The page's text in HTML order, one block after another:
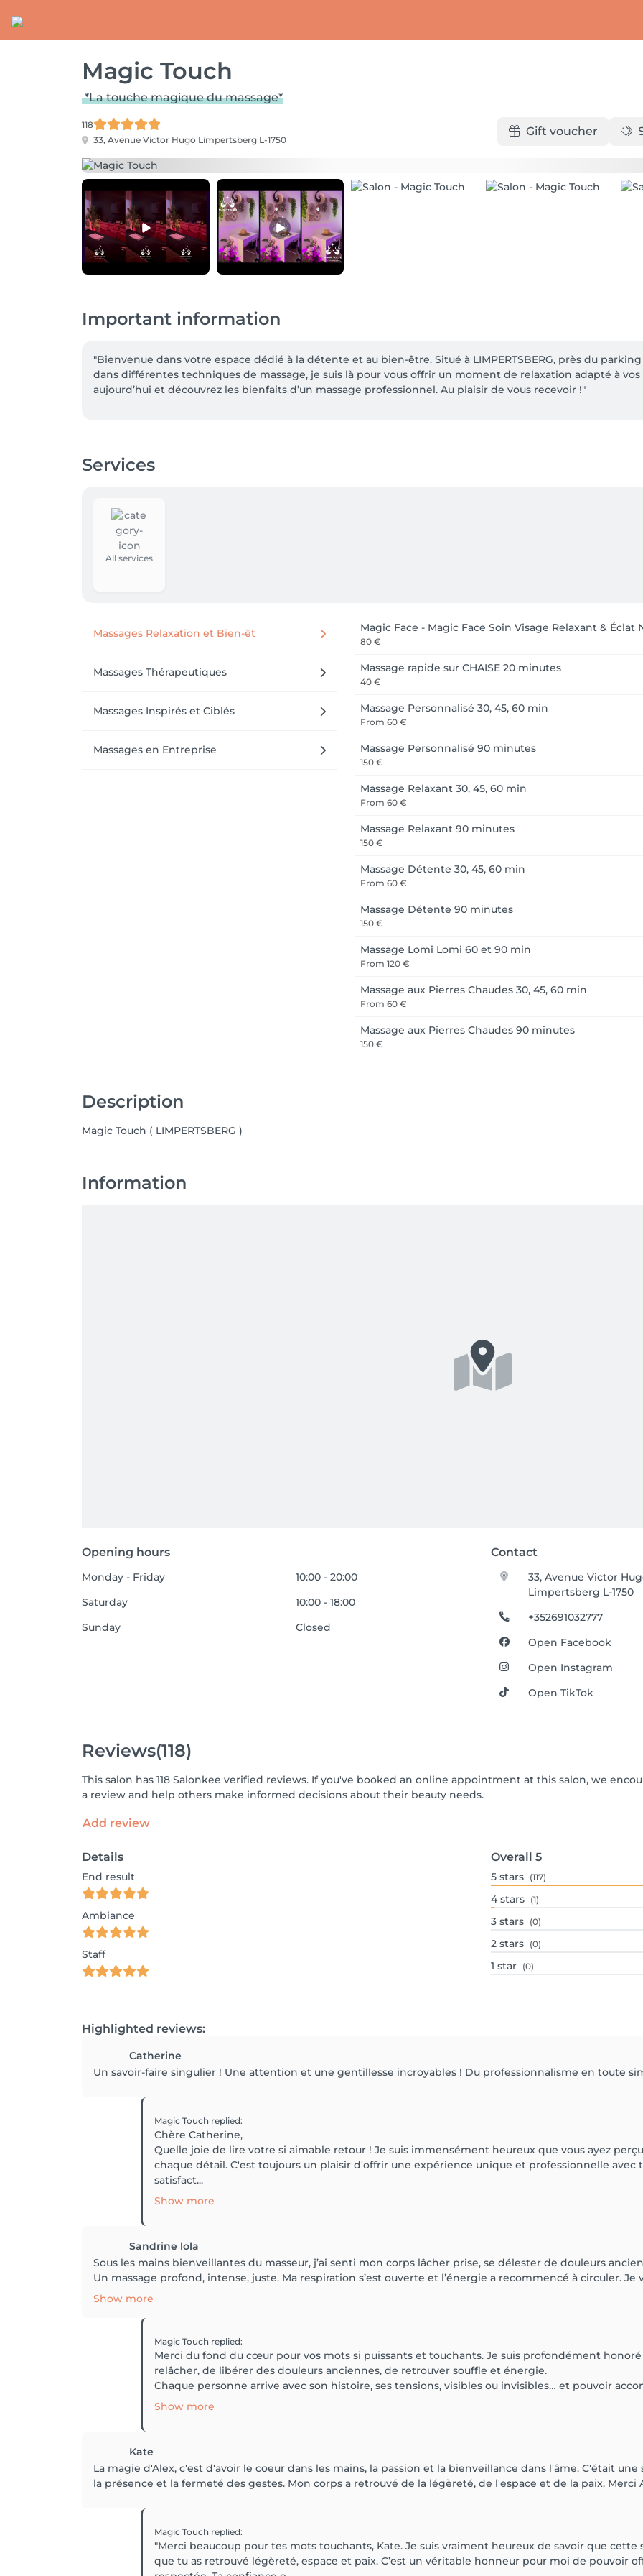
Magic Touch
*La touche magique du massage*
118
33, Avenue Victor Hugo Limpertsberg L-1750
Gift voucher
Important information
"Bienvenue dans votre espace dédié à la détente et au bien-être. Situé à LIMPERTSBERG, près du
dans différentes techniques de massage, je suis là pour vous offrir un moment de relaxation adapté à
aujourd’hui et découvrez les bienfaits d’un massage professionnel. Au plaisir de vous recevoir !"
Services
All services
Massages Relaxation et Bien-êt
Massages Thérapeutiques
Massages Inspirés et Ciblés
Massages en Entreprise
Magic Face - Magic Face Soin Visage Relaxant & Éclat
80 €
Massage rapide sur CHAISE 20 minutes
40 €
Massage Personnalisé 30, 45, 60 min
From 60 €
Massage Personnalisé 90 minutes
150 €
Massage Relaxant 30, 45, 60 min
From 60 €
Massage Relaxant 90 minutes
150 €
Massage Détente 30, 45, 60 min
From 60 €
Massage Détente 90 minutes
150 €
Massage Lomi Lomi 60 et 90 min
From 120 €
Massage aux Pierres Chaudes 30, 45, 60 min
From 60 €
Massage aux Pierres Chaudes 90 minutes
150 €
Description
Magic Touch ( LIMPERTSBERG )
Information
Opening hours Contact
Monday - Friday
10:00 - 20:00
Saturday
10:00 - 18:00
Sunday
Closed
33, Avenue Victor
Limpertsberg L-1750
+352691032777
Open Facebook
Open Instagram
Open TikTok
Reviews(118)
This salon has 118 Salonkee verified reviews. If you've booked an online appointment at this salon, we
a review and help others make informed decisions about their beauty needs.
Add review
Details
End result
Ambiance
Staff
Overall 5
5 stars (117)
4 stars (1)
3 stars (0)
2 stars (0)
1 star (0)
Highlighted reviews:
Catherine
Un savoir-faire singulier ! Une attention et une gentillesse incroyables ! Du professionnalisme en toute
Magic Touch replied:
Chère Catherine,
Quelle joie de lire votre si aimable retour ! Je suis immensément heureux que vous ayez
chaque détail. C'est toujours un plaisir d'offrir une expérience unique et professionnelle
satisfact...
Show more
Sandrine lola
Sous les mains bienveillantes du masseur, j’ai senti mon corps lâcher prise, se délester de douleurs
Un massage profond, intense, juste. Ma respiration s’est ouverte et l’énergie a recommencé à circuler.
Show more
Magic Touch replied:
Merci du fond du cœur pour vos mots si puissants et touchants. Je suis profondément
relâcher, de libérer des douleurs anciennes, de retrouver souffle et énergie.
Chaque personne arrive avec son histoire, ses tensions, visibles ou invisibles… et pouvoir
Show more
Kate
La magie d'Alex, c'est d'avoir le coeur dans les mains, la passion et la bienveillance dans l'âme. C'était
la présence et la fermeté des gestes. Mon corps a retrouvé de la légèreté, de l'espace et de la paix. Merci
Magic Touch replied:
"Merci beaucoup pour tes mots touchants, Kate. Je suis vraiment heureux de savoir que cette
que tu as retrouvé légèreté, espace et paix. C’est un véritable honneur pour moi de pouvoir